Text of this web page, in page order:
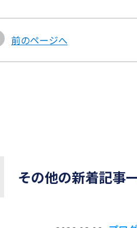
前のページへ
その他の新着記事